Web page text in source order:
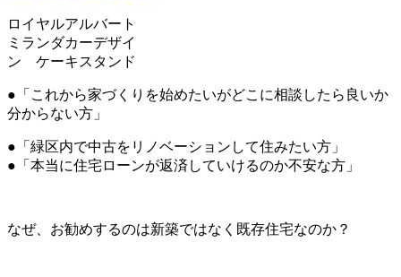
ロイヤルアルバート
ミランダカーデザイ
ン ケーキスタンド
●「これから家づくりを始めたいがどこに相談したら良いか
分からない方」
●「緑区内で中古をリノベーションして住みたい方」
●「本当に住宅ローンが返済していけるのか不安な方」
なぜ、お勧めするのは新築ではなく既存住宅なのか？